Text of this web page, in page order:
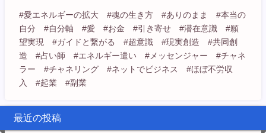
#愛エネルギーの拡大 #魂の生き方 #ありのまま #本当の
自分 #自分軸 #愛 #お金 #引き寄せ #潜在意識 #願
望実現 #ガイドと繋がる #超意識 #現実創造 #共同創
造 #占い師 #エネルギー遣い #メッセンジャー #チャネ
ラー #チャネリング #ネットでビジネス #ほぼ不労収
入 #起業 #副業
最近の投稿